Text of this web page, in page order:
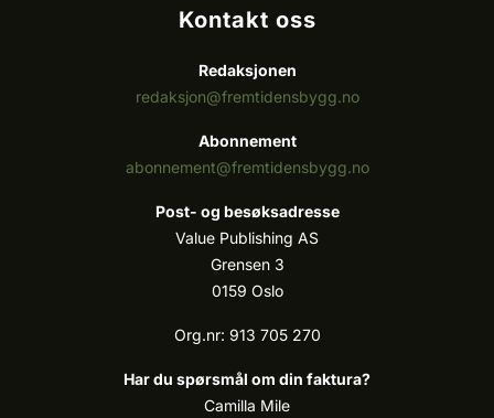
Kontakt oss
Redaksjonen
redaksjon@fremtidensbygg.no
Abonnement
abonnement@fremtidensbygg.no
Post- og besøksadresse
Value Publishing AS
Grensen 3
0159 Oslo
Org.nr: 913 705 270
Har du spørsmål om din faktura?
Camilla Mile